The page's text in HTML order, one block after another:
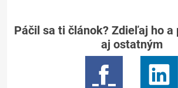
Páčil sa ti článok? Zdieľaj ho a
aj ostatným